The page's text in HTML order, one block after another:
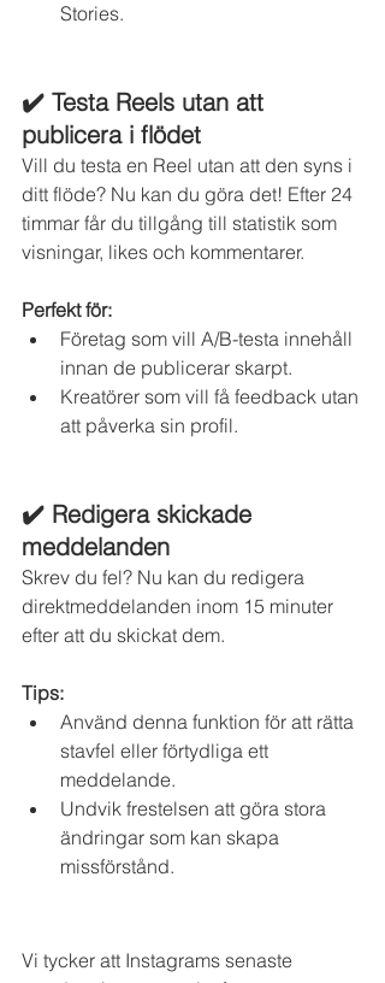
Stories.
✔️ Testa Reels utan att
publicera i flödet
Vill du testa en Reel utan att den syns i
ditt flöde? Nu kan du göra det! Efter 24
timmar får du tillgång till statistik som
visningar, likes och kommentarer.
Perfekt för:
Företag som vill A/B-testa innehåll
innan de publicerar skarpt.
Kreatörer som vill få feedback utan
att påverka sin profil.
✔️ Redigera skickade
meddelanden
Skrev du fel? Nu kan du redigera
direktmeddelanden inom 15 minuter
efter att du skickat dem.
Tips:
Använd denna funktion för att rätta
stavfel eller förtydliga ett
meddelande.
Undvik frestelsen att göra stora
ändringar som kan skapa
missförstånd.
Vi tycker att Instagrams senaste